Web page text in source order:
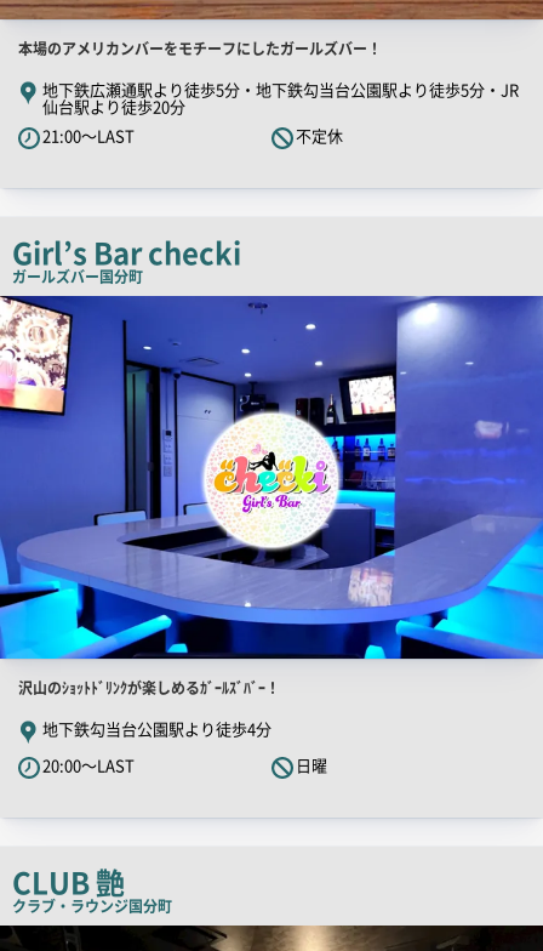
店
舗
PR
キ
ッ
コ
ピ
ー
本場のアメリカンバーをモチーフにしたガールズバー！
地下鉄広瀬通駅より徒歩5分・地下鉄勾当台公園駅より徒歩5分・JR
仙台駅より徒歩20分
21:00～LAST
不定休
Girl’s Bar checki
ガールズバー国分町
店
舗
PR
画
像
店
舗
PR
キ
コ
ピ
沢山のｼｮｯﾄﾄﾞﾘﾝｸが楽しめるｶﾞｰﾙｽﾞﾊﾞｰ！
地下鉄勾当台公園駅より徒歩4分
20:00～LAST
日曜
CLUB 艶
クラブ・ラウンジ国分町
店